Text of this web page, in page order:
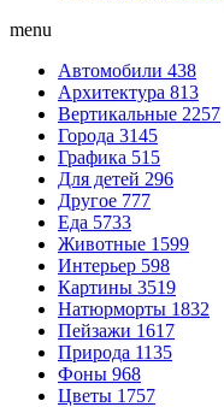
menu
Автомобили 438
Архитектура 813
Вертикальные 2257
Города 3145
Графика 515
Для детей 296
Другое 777
Еда 5733
Животные 1599
Интерьер 598
Картины 3519
Натюрморты 1832
Пейзажи 1617
Природа 1135
Фоны 968
Цветы 1757